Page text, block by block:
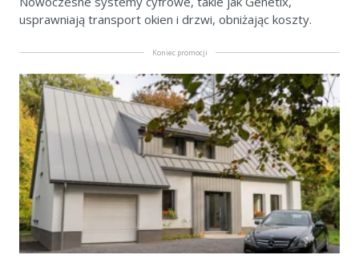
usprawniają transport okien i drzwi, obniżając koszty.
Koniec promocji